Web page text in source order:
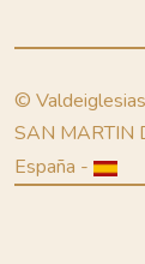
©
SAN MARTIN
España -